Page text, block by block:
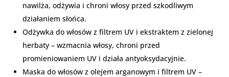
nawilża, odżywia i chroni włosy przed szkodliwym
działaniem słońca.
Odżywka do włosów z filtrem UV i ekstraktem z zielonej
herbaty – wzmacnia włosy, chroni przed
promieniowaniem UV i działa antyoksydacyjnie.
Maska do włosów z olejem arganowym i filtrem UV –